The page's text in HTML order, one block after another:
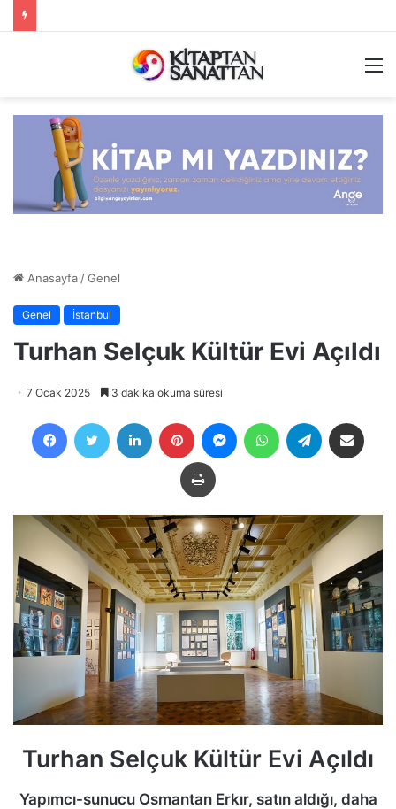
Anasayfa /Genel
Genel İstanbul
Turhan Selçuk Kültür Evi Açıldı
7 Ocak 2025 3 dakika okuma süresi
FacebookTwitter LinkedIn Pinterest MessengerWhatsAppTelegram
Yazdır
Turhan Selçuk Kültür Evi Açıldı
Yapımcı-sunucu Osmantan Erkır, satın aldığı, daha